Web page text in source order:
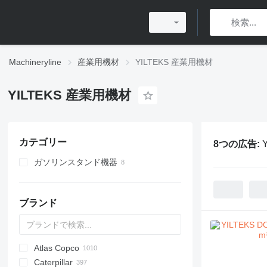
Machineryline 産業用機材 YILTEKS 産業用機材
YILTEKS 産業用機材
カテゴリー
ガソリンスタンド機器
ブランド
PDS
APD
AB
Ensis
Pega
VZ
AG3
Atlas Copco
DrillAir
QAS
PDP
E-series
B-series
BM
GFS
VT
Rover
533
Airpure
BySprint Fiber
CK
SR
Caterpillar
8つの広告: